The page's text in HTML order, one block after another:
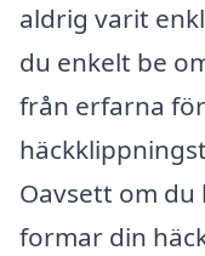
aldrig varit
du enkelt be
från erfarna
Oavsett om du
formar din